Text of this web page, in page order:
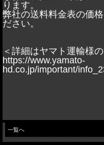
ります。
弊社の送料料金表の価
ださい。
＜詳細はヤマト運輸様
https://www.yamato-
hd.co.jp/important/
一覧へ